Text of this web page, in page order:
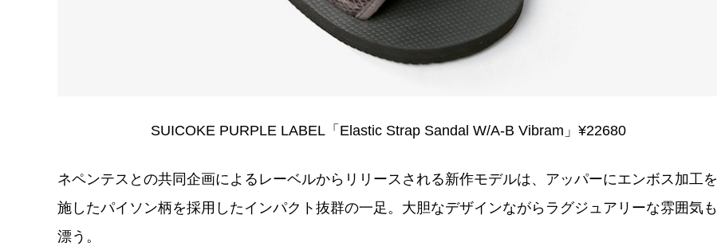
SUICOKE PURPLE LABEL「Elastic Strap Sandal W/A-B Vibram」¥22680
ネペンテスとの共同企画によるレーベルからリリースされる新作モデルは、アッパーにエンボス加工を
施したパイソン柄を採用したインパクト抜群の一足。大胆なデザインながらラグジュアリーな雰囲気も
漂う。